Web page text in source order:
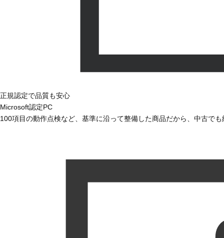
正規認定で品質も安心
Microsoft認定PC
100項目の動作点検など、基準に沿って整備した商品だから、中古で